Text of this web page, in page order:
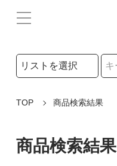
検索リストの選択
TOP 商品検索結果
商品検索結果